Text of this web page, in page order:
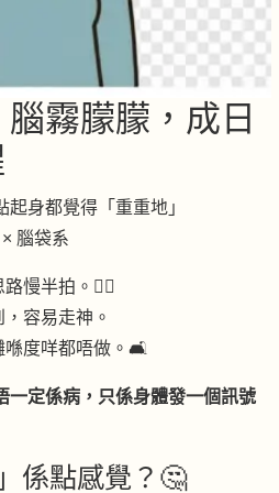
霧朦朦，成日
身都覺得「重重地」
腦袋系
慢半拍。😵‍💫
容易走神。
喺度咩都唔做。🛋
一定係病，只係身體發一個訊號
係點感覺？🤔